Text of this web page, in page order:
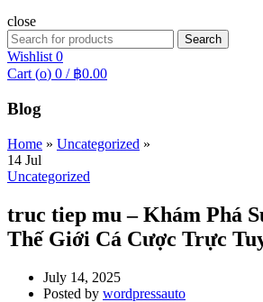
close
Search
for:
Search
Wishlist 0
Cart (o) 0 / ฿0.00
Blog
Home » Uncategorized »
14 Jul
Uncategorized
truc tiep mu – Khám Phá
Thế Giới Cá Cược Trực
July 14, 2025
Posted by wordpressauto